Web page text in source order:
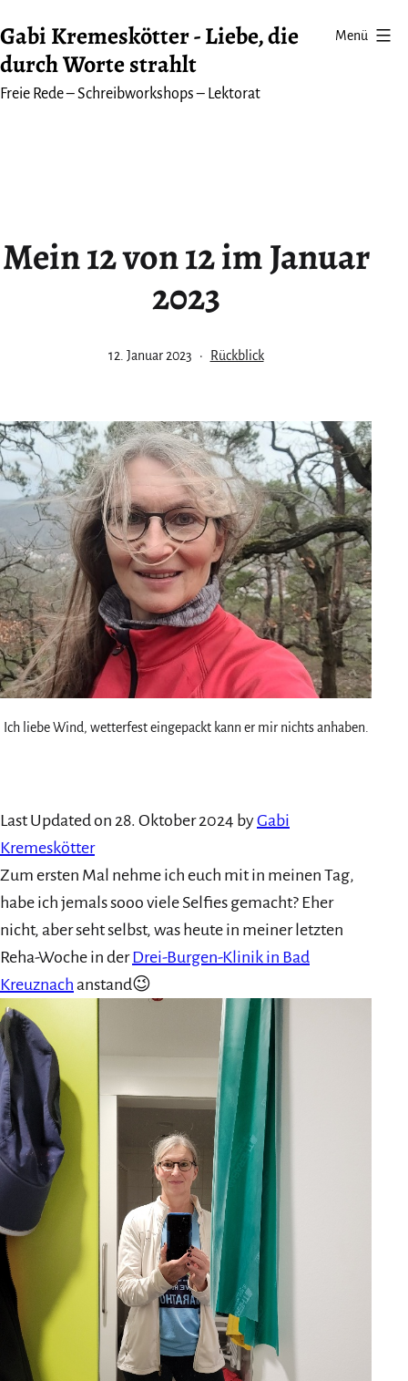
Inhalt
springen
Gabi Kremeskötter - Liebe, die
durch Worte strahlt
Freie Rede – Schreibworkshops – Lektorat
Menü
Mein 12 von 12 im Januar
2023
Veröffentlicht
12. Januar 2023
Kategorisiert
Rückblick
Ich liebe Wind, wetterfest eingepackt kann er mir nichts anhaben.
Last Updated on 28. Oktober 2024 byGabi
Kremeskötter
Zum ersten Mal nehme ich euch mit in meinen Tag,
habe ich jemals sooo viele Selfies gemacht? Eher
nicht, aber seht selbst, was heute in meiner letzten
Reha-Woche in derDrei-Burgen-Klinik in Bad
Kreuznach anstand😉